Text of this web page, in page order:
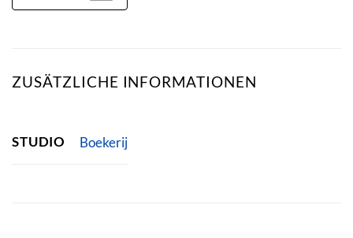
ZUSÄTZLICHE INFORMATIONEN
STUDIO Boekerij